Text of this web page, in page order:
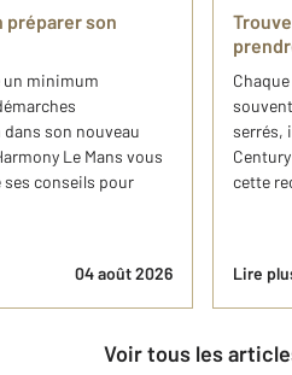
préparer son
un minimum
son nouveau
Le Mans vous
conseils pour
04 août 2026
serrés,
cette
Lire
Voir tous les